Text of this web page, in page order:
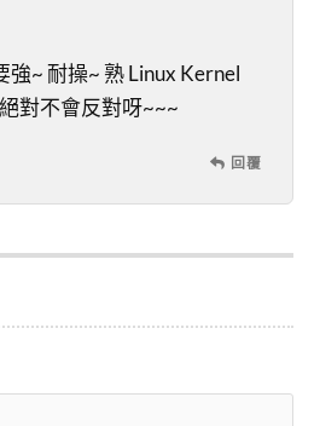
強~ 耐操~ 熟 Linux Kernel
對不會反對呀~~~
回覆